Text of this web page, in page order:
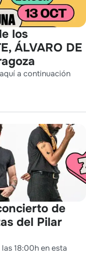
los
ÁLVARO DE
a continuación
de
del Pilar
18:00h en esta